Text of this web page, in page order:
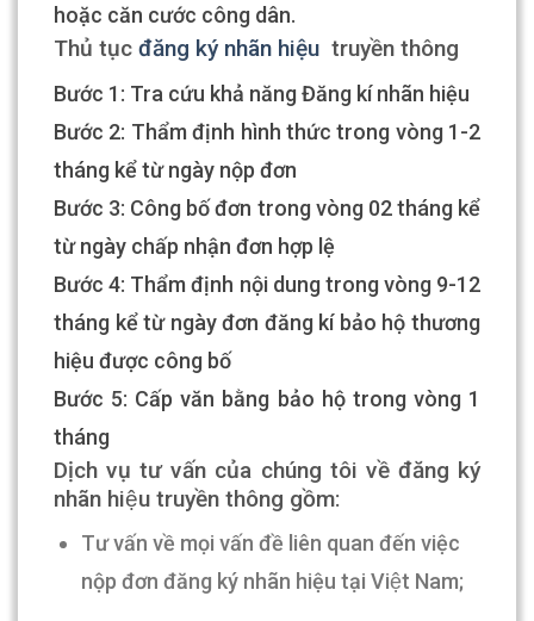
hoặc căn cước công dân.
Thủ tục đăng ký nhãn hiệu truyền thông
Bước 1: Tra cứu khả năng Đăng kí nhãn hiệu
Bước 2: Thẩm định hình thức trong vòng 1-2
tháng kể từ ngày nộp đơn
Bước 3: Công bố đơn trong vòng 02 tháng kể
từ ngày chấp nhận đơn hợp lệ
Bước 4: Thẩm định nội dung trong vòng 9-12
tháng kể từ ngày đơn đăng kí bảo hộ thương
hiệu được công bố
Bước 5: Cấp văn bằng bảo hộ trong vòng 1
tháng
Dịch vụ tư vấn của chúng tôi về đăng ký
nhãn hiệu truyền thông gồm:
Tư vấn về mọi vấn đề liên quan đến việc
nộp đơn đăng ký nhãn hiệu tại Việt Nam;